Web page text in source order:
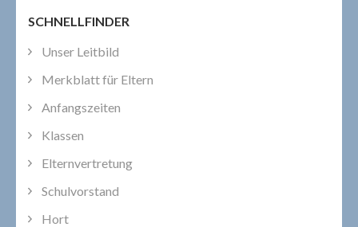
SCHNELLFINDER
Unser Leitbild
Merkblatt für Eltern
Anfangszeiten
Klassen
Elternvertretung
Schulvorstand
Hort